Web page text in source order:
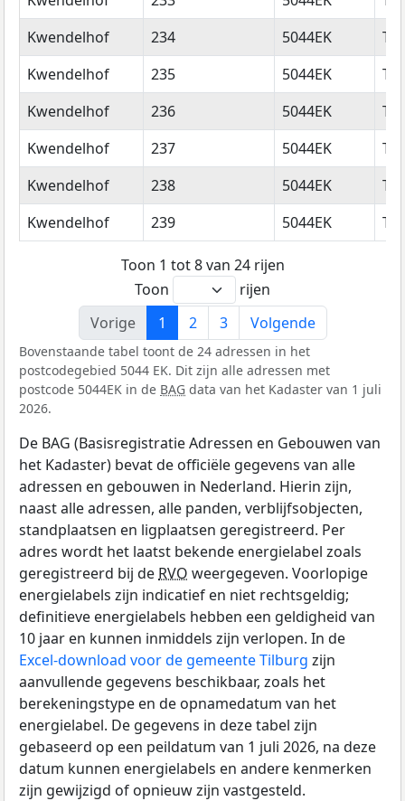
Kwendelhof
234 5044EK
Kwendelhof
235 5044EK
Kwendelhof
236 5044EK
Kwendelhof
237 5044EK
Kwendelhof
238 5044EK
Kwendelhof
239 5044EK
Toon 1 tot 8 van 24 rijen
Toon
rijen
Vorige
1 2 3 Volgende
Bovenstaande tabel toont de 24 adressen in het
postcodegebied 5044 EK. Dit zijn alle adressen met
postcode 5044EK in de BAG data van het Kadaster van 1 juli
2026.
De BAG (Basisregistratie Adressen en Gebouwen van
het Kadaster) bevat de officiële gegevens van alle
adressen en gebouwen in Nederland. Hierin zijn,
naast alle adressen, alle panden, verblijfsobjecten,
standplaatsen en ligplaatsen geregistreerd. Per
adres wordt het laatst bekende energielabel zoals
geregistreerd bij de RVO weergegeven. Voorlopige
energielabels zijn indicatief en niet rechtsgeldig;
definitieve energielabels hebben een geldigheid van
10 jaar en kunnen inmiddels zijn verlopen. In de
Excel-download voor de gemeente Tilburg zijn
aanvullende gegevens beschikbaar, zoals het
berekeningstype en de opnamedatum van het
energielabel. De gegevens in deze tabel zijn
gebaseerd op een peildatum van 1 juli 2026, na deze
datum kunnen energielabels en andere kenmerken
zijn gewijzigd of opnieuw zijn vastgesteld.